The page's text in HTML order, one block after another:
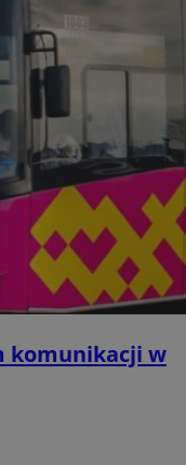
komunikacji w